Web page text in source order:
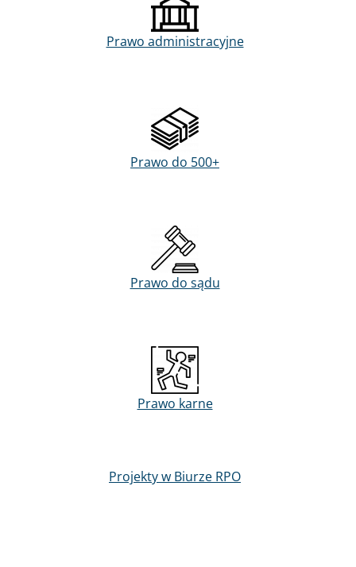
Prawo administracyjne
Prawo do 500+
Prawo do sądu
Prawo karne
Projekty w Biurze RPO